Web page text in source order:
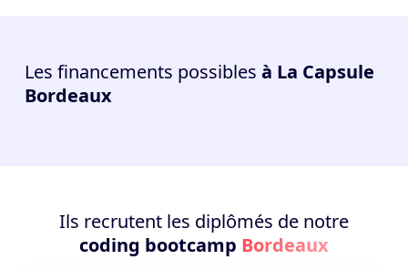
Les financements possibles à La Capsule
Bordeaux
Ils recrutent les diplômés de notre
coding bootcamp Bordeaux